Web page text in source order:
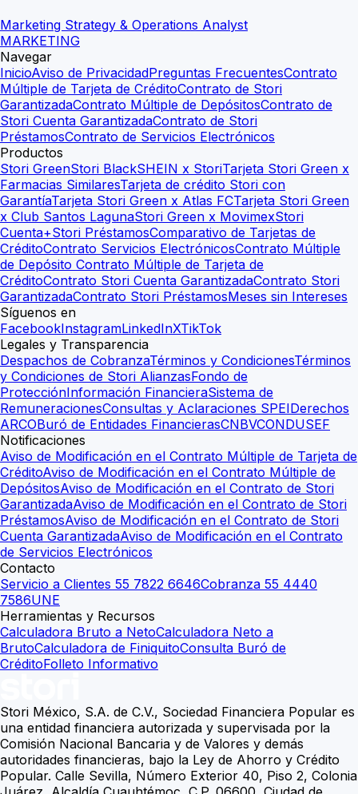
Marketing Strategy & Operations Analyst
MARKETING
Navegar
InicioAviso de PrivacidadPreguntas FrecuentesContrato
Múltiple de Tarjeta de CréditoContrato de Stori
GarantizadaContrato Múltiple de DepósitosContrato de
Stori Cuenta GarantizadaContrato de Stori
PréstamosContrato de Servicios Electrónicos
Productos
Stori GreenStori BlackSHEIN x StoriTarjeta Stori Green x
Farmacias SimilaresTarjeta de crédito Stori con
GarantíaTarjeta Stori Green x Atlas FCTarjeta Stori Green
x Club Santos LagunaStori Green x MovimexStori
Cuenta+Stori PréstamosComparativo de Tarjetas de
CréditoContrato Servicios ElectrónicosContrato Múltiple
de Depósito Contrato Múltiple de Tarjeta de
CréditoContrato Stori Cuenta GarantizadaContrato Stori
GarantizadaContrato Stori PréstamosMeses sin Intereses
Síguenos en
FacebookInstagramLinkedInXTikTok
Legales y Transparencia
Despachos de CobranzaTérminos y CondicionesTérminos
y Condiciones de Stori AlianzasFondo de
ProtecciónInformación FinancieraSistema de
RemuneracionesConsultas y Aclaraciones SPEIDerechos
ARCOBuró de Entidades FinancierasCNBVCONDUSEF
Notificaciones
Aviso de Modificación en el Contrato Múltiple de Tarjeta de
CréditoAviso de Modificación en el Contrato Múltiple de
DepósitosAviso de Modificación en el Contrato de Stori
GarantizadaAviso de Modificación en el Contrato de Stori
PréstamosAviso de Modificación en el Contrato de Stori
Cuenta GarantizadaAviso de Modificación en el Contrato
de Servicios Electrónicos
Contacto
Servicio a Clientes 55 7822 6646Cobranza 55 4440
7586UNE
Herramientas y Recursos
Calculadora Bruto a NetoCalculadora Neto a
BrutoCalculadora de FiniquitoConsulta Buró de
CréditoFolleto Informativo
Stori México, S.A. de C.V., Sociedad Financiera Popular es
una entidad financiera autorizada y supervisada por la
Comisión Nacional Bancaria y de Valores y demás
autoridades financieras, bajo la Ley de Ahorro y Crédito
Popular. Calle Sevilla, Número Exterior 40, Piso 2, Colonia